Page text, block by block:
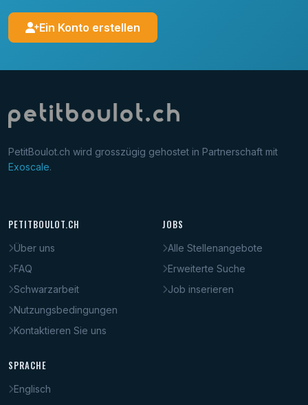
Ein Konto erstellen
PetitBoulot.ch wird grosszügig gehostet in Partnerschaft mit
Exoscale.
PETITBOULOT.CH
Über uns
FAQ
Schwarzarbeit
Nutzungsbedingungen
Kontaktieren Sie uns
JOBS
Alle Stellenangebote
Erweiterte Suche
Job inserieren
SPRACHE
Englisch